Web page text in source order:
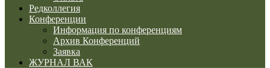
Редколлегия
Конференции
Информация по конференциям
Архив Конференций
Заявка
ЖУРНАЛ ВАК